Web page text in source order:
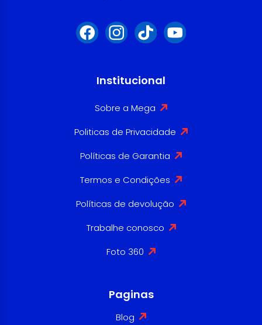
Institucional
Sobre a Mega
Politicas de Privacidade
Políticas de Garantia
Termos e Condições
Políticas de devolução
Trabalhe conosco
Foto 360
Paginas
Blog